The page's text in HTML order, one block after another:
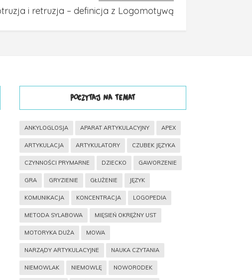
i retruzja – definicja z Logomotywą
POCZYTAJ NA TEMAT
ANKYLOGLOSJA APARAT ARTYKULACYJNY APEX
ARTYKULACJA ARTYKULATORY CZUBEK JĘZYKA
CZYNNOŚCI PRYMARNE DZIECKO GAWORZENIE
GRA GRYZIENIE GŁUŻENIE JĘZYK
KOMUNIKACJA KONCENTRACJA LOGOPEDIA
METODA SYLABOWA MIĘSIEŃ OKRĘŻNY UST
MOTORYKA DUŻA MOWA
NARZĄDY ARTYKULACYJNE NAUKA CZYTANIA
NIEMOWLAK NIEMOWLĘ NOWORODEK